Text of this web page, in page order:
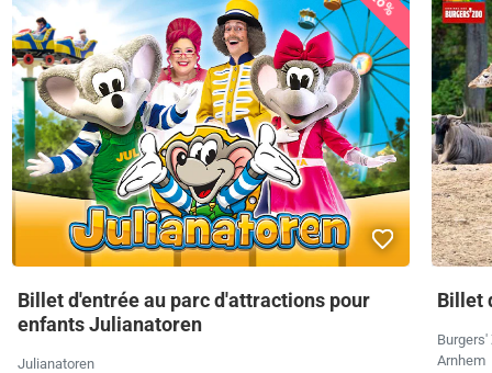
Billet d'entrée au parc d'attractions pour
enfants Julianatoren
Julianatoren
Billet
Burgers'
Arnhem